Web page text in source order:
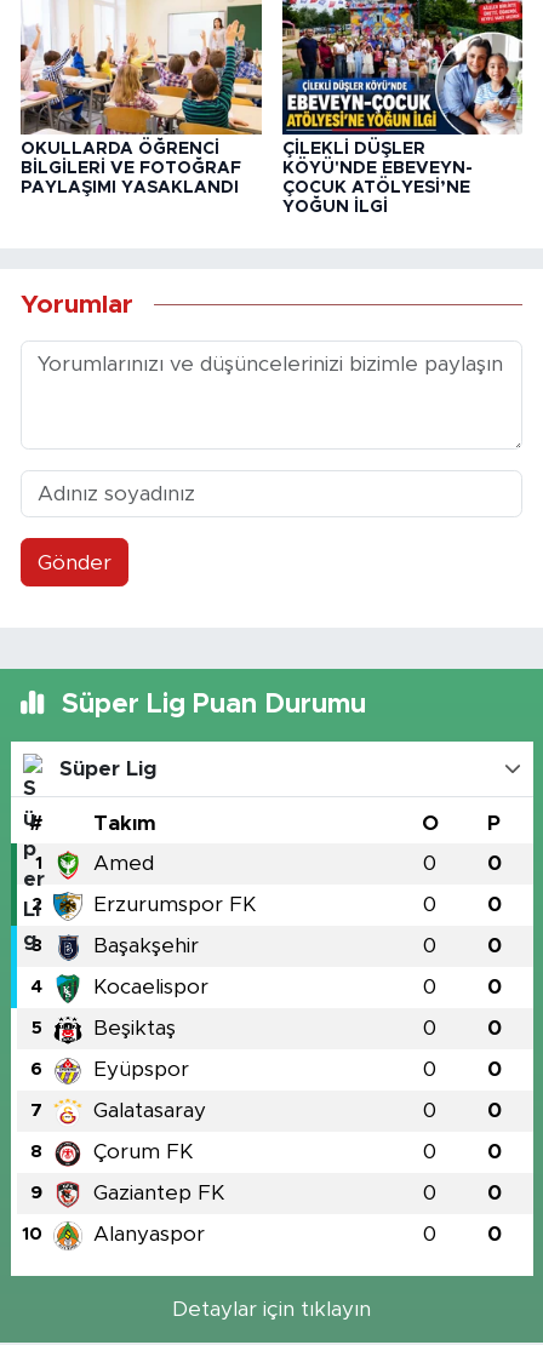
OKULLARDA ÖĞRENCİ
BİLGİLERİ VE FOTOĞRAF
PAYLAŞIMI YASAKLANDI
ÇİLEKLİ DÜŞLER
KÖYÜ'NDE EBEVEYN-
ÇOCUK ATÖLYESİ’NE
YOĞUN İLGİ
Yorumlar
Gönder
Süper Lig Puan Durumu
Süper Lig
# Takım O P
1 Amed 0 0
2 Erzurumspor FK 0 0
3 Başakşehir 0 0
4 Kocaelispor 0 0
5 Beşiktaş 0 0
6 Eyüpspor 0 0
7 Galatasaray 0 0
8 Çorum FK 0 0
9 Gaziantep FK 0 0
10 Alanyaspor 0 0
Detaylar için tıklayın